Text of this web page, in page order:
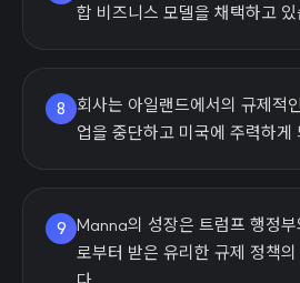
합 비즈니스 모델을 채택하고 있
8
회사는 아일랜드에서의 규제적
업을 중단하고 미국에 주력하게
9 Manna의 성장은 트럼프 행정
로부터 받은 유리한 규제 정책